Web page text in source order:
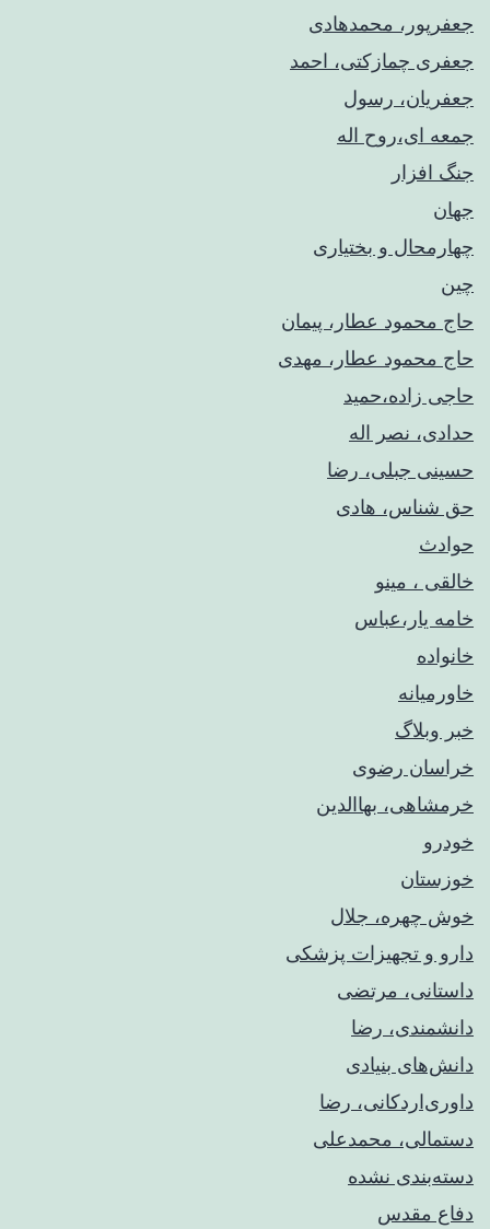
جعفرپور، محمدهادی
جعفری چمازکتی، احمد
جعفریان، رسول
جمعه ای،روح اله
جنگ افزار
جهان
چهارمحال و بختیاری
چین
حاج محمود عطار، پیمان
حاج محمود عطار، مهدی
حاجی زاده،حمید
حدادی، نصر اله
حسینی جبلی، رضا
حق شناس، هادی
حوادث
خالقی ، مینو
خامه یار،عباس
خانواده
خاورمیانه
خبر وبلاگ
خراسان رضوی
خرمشاهی، بهاالدین
خودرو
خوزستان
خوش چهره، جلال
دارو و تجهیزات پزشکی
داستانی، مرتضی
دانشمندی، رضا
دانش‌های بنیادی
داوری‌اردکانی، رضا
دستمالی، محمدعلی
دسته‌بندی نشده
دفاع مقدس